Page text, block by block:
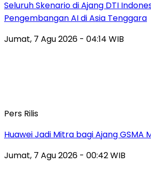
Seluruh Skenario di Ajang DTI
Pengembangan AI di Asia Tenggara
Jumat, 7 Agu 2026 - 04:14 WIB
Pers Rilis
Huawei Jadi Mitra bagi Ajang GSMA
Jumat, 7 Agu 2026 - 00:42 WIB